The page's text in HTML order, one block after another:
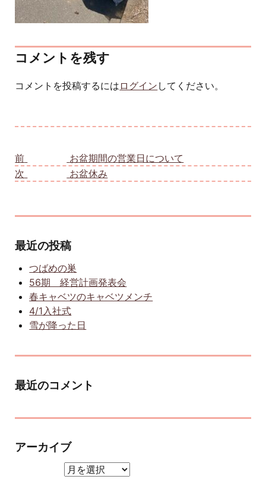
コメントを残す
コメントを投稿するには ログイン してください。
前
お盆期間の営業日について
次
お盆休み
最近の投稿
つばめの巣
56期 経営計画発表会
春キャベツのキャベツメンチ
4/1入社式
雪が降った日
最近のコメント
アーカイブ